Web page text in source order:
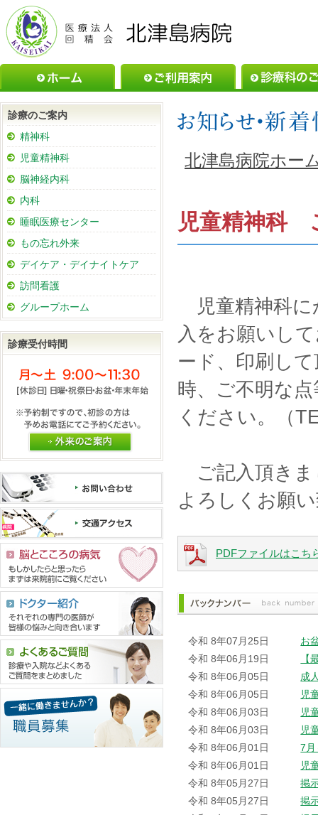
ホーム ご利用案内
北津島病院ホー
児童精神科
児童精神科に
入をお願いし
ード、印刷し
時、ご不明な
ください。（
ご記入頂きま
よろしくお願
PDFファイルはこち
令和 8年07月25日
お
令和 8年06月19日
令和 8年06月05日
成
令和 8年06月05日
児
令和 8年06月03日
児
令和 8年06月03日
児
令和 8年06月01日
7月
令和 8年06月01日
児
令和 8年05月27日
掲
令和 8年05月27日
掲
診療のご案内
精神科
児童精神科
脳神経内科
内科
睡眠医療センター
もの忘れ外来
デイケア・デイナイトケア
訪問看護
グループホーム
診療受付時間